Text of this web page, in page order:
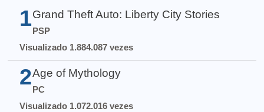
1 Grand Theft Auto: Liberty City Stories
PSP
Visualizado 1.884.087 vezes
2 Age of Mythology
PC
Visualizado 1.072.016 vezes